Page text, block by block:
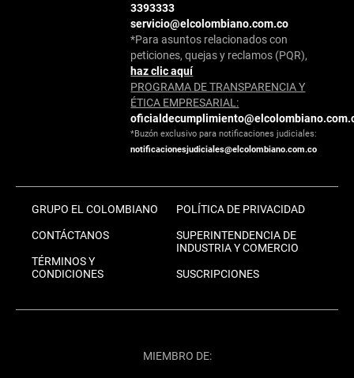
3393333
servicio@elcolombiano.com.co
*Para asuntos relacionados con
peticiones, quejas y reclamos (PQR),
haz clic aquí
PROGRAMA DE TRANSPARENCIA Y
ÉTICA EMPRESARIAL:
*Buzón exclusivo para notificaciones judiciales:
notificacionesjudiciales@elcolombiano.com.co
GRUPO EL COLOMBIANO
CONTÁCTANOS
TÉRMINOS Y
CONDICIONES
POLÍTICA DE PRIVACIDAD
SUPERINTENDENCIA DE
INDUSTRIA Y COMERCIO
SUSCRIPCIONES
MIEMBRO DE: